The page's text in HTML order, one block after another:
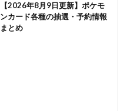
【2026年8月9日更新】ポケモ
ンカード各種の抽選・予約情報
まとめ